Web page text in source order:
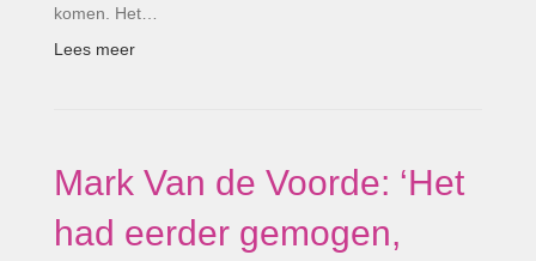
komen. Het…
Lees meer
Mark Van de Voorde: ‘Het
had eerder gemogen,